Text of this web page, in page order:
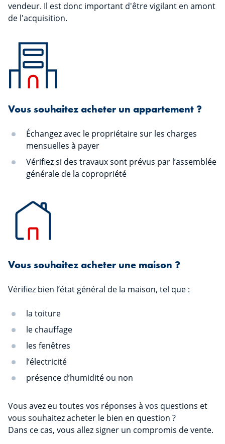
vendeur. Il est donc important d'être vigilant en amont
de l'acquisition.
Vous souhaitez acheter un appartement ?
Échangez avec le propriétaire sur les charges
mensuelles à payer
Vérifiez si des travaux sont prévus par l’assemblée
générale de la copropriété
Vous souhaitez acheter une maison ?
Vérifiez bien l’état général de la maison, tel que :
la toiture
le chauffage
les fenêtres
l’électricité
présence d’humidité ou non
Vous avez eu toutes vos réponses à vos questions et
vous souhaitez acheter le bien en question ?
Dans ce cas, vous allez signer un compromis de vente.